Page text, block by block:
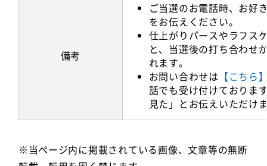
備考
ご当選のお電話時、お好
をお伝えください。
仕上がりパースやラフス
と、当選後の打ち合わせ
れます。
お問い合わせは 【こちら
話でも受け付けておりま
見た」とお伝えいただけ
※当ページ内に掲載されている画像、文章等の無断